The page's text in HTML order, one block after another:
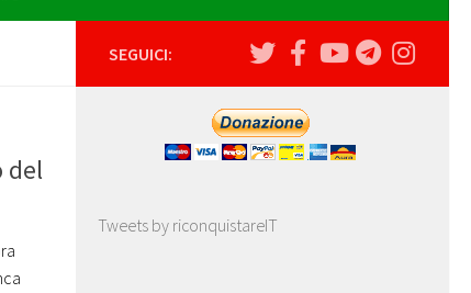
del
SEGUICI:
Tweets by riconquistareIT